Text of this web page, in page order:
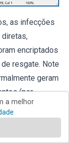
as infecções
diretas,
encriptados
resgate. Note
geram
(por
a melhor